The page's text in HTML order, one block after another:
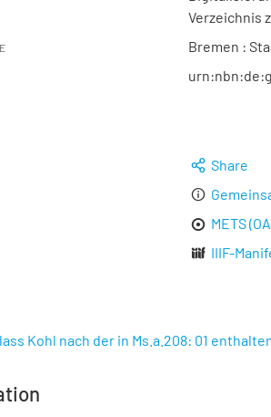
Verzeichnis
Bremen :
Share
METS
IIIF-
Kohl nach der in Ms.a.208: 01